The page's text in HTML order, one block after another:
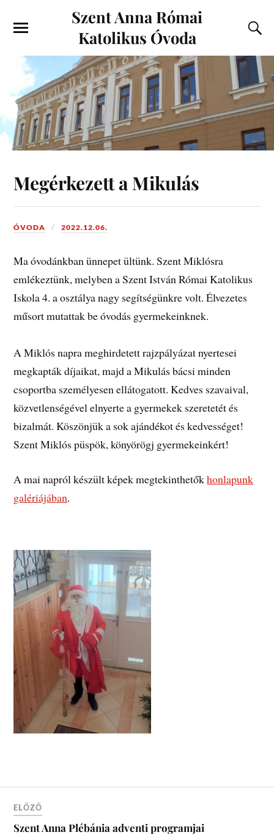
Szent Anna Római
Katolikus Óvoda
Megérkezett a Mikulás
ÓVODA 2022.12.06.
Ma óvodánkban ünnepet ültünk. Szent Miklósra
emlékeztünk, melyben a Szent István Római Katolikus
Iskola 4. a osztálya nagy segítségünkre volt. Élvezetes
műsort mutattak be óvodás gyermekeinknek.
A Miklós napra meghirdetett rajzpályázat nyertesei
megkapták díjaikat, majd a Mikulás bácsi minden
csoportba személyesen ellátogatott. Kedves szavaival,
közvetlenségével elnyerte a gyermekek szeretetét és
bizalmát. Köszönjük a sok ajándékot és kedvességet!
Szent Miklós püspök, könyörögj gyermekeinkért!
A mai napról készült képek megtekinthetőkhonlapunk
galériájában.
ELŐZŐ
Szent Anna Plébánia adventi programjai